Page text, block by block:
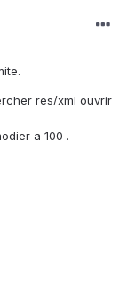
res/xml ouvrir
a 100 .